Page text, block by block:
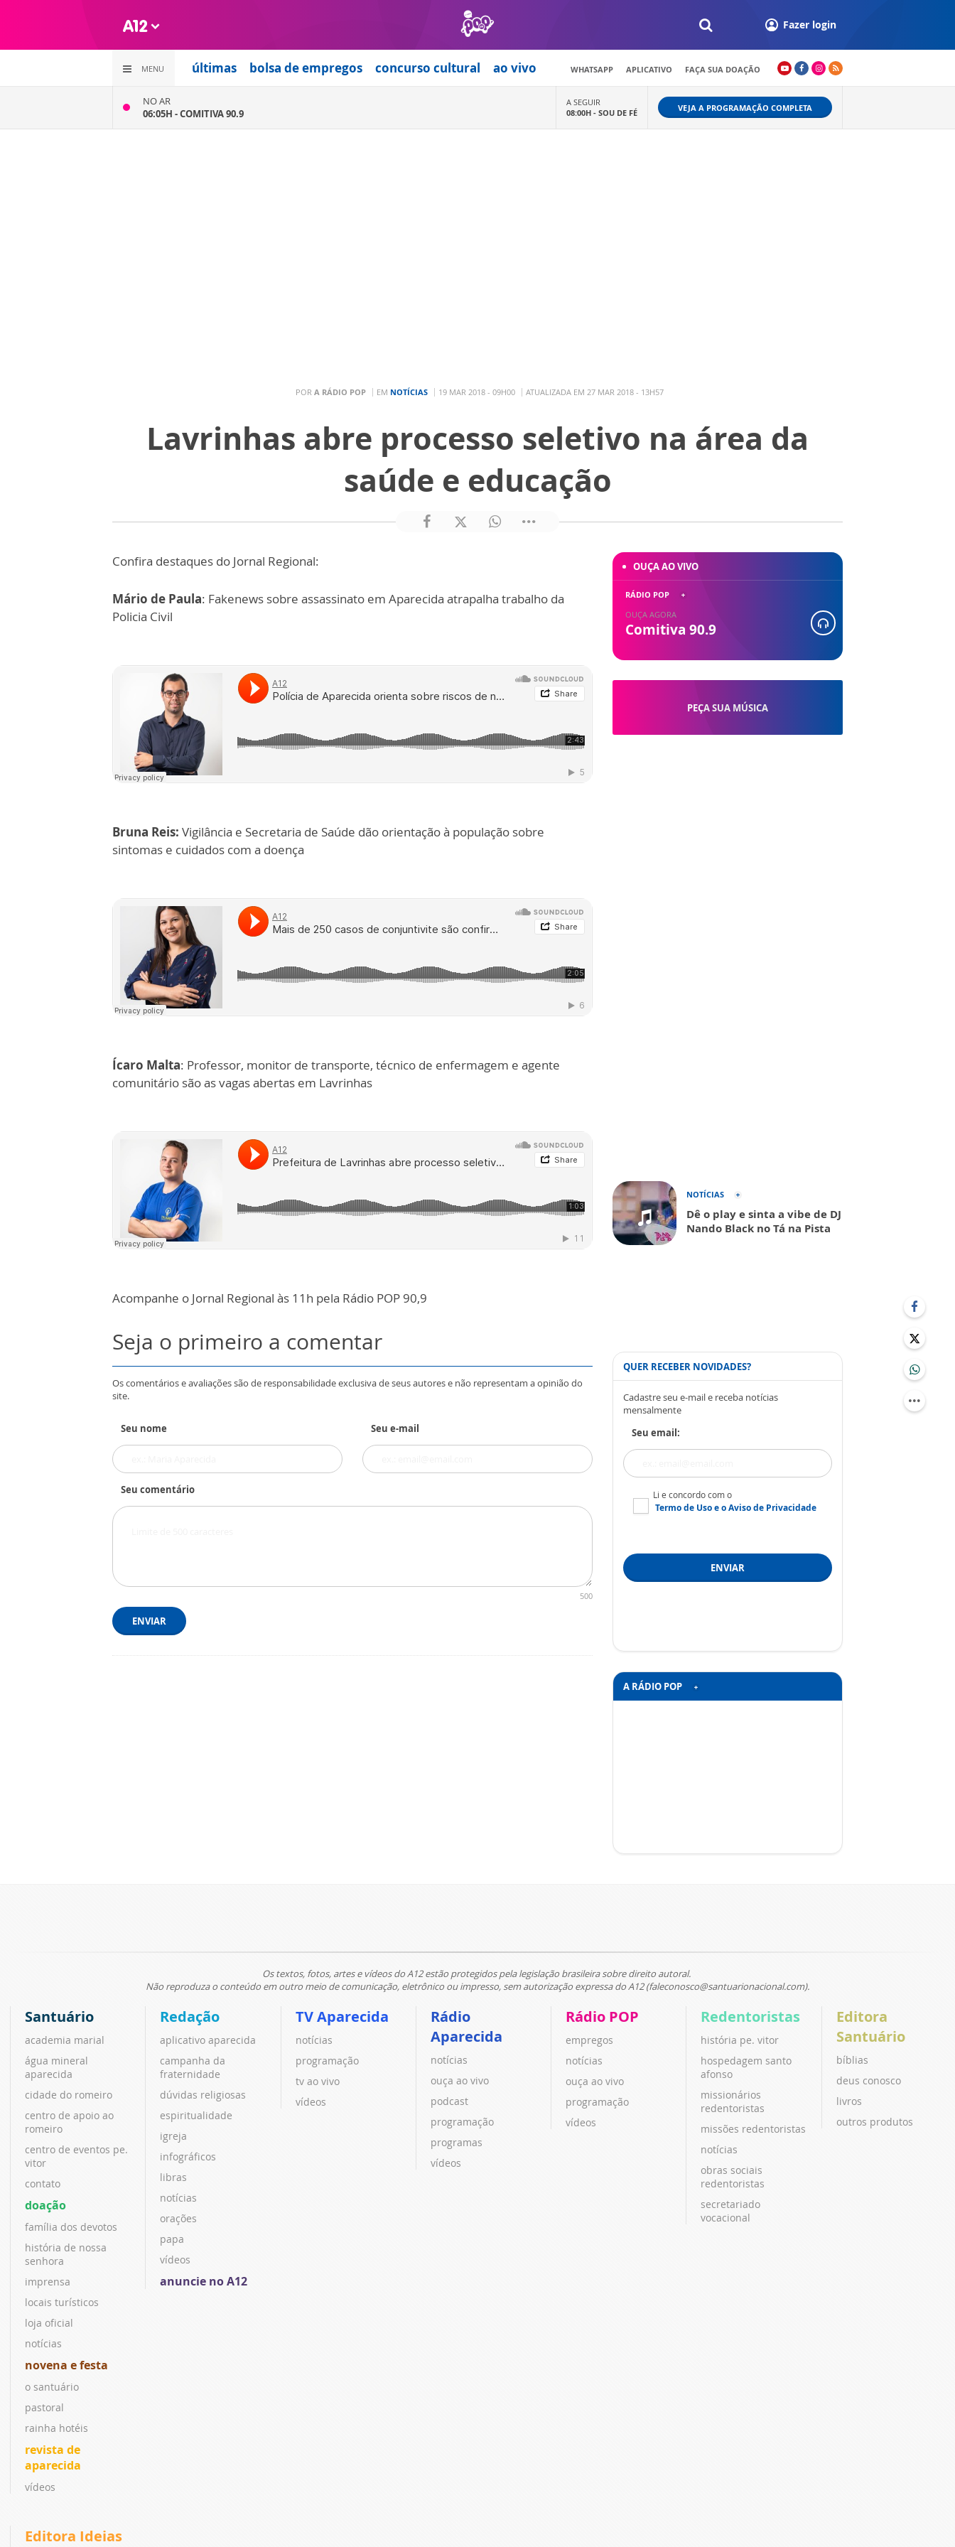
Fazer login
MENU últimas bolsa de empregos concurso cultural ao vivo WHATSAPP APLICATIVO FAÇA SUA DOAÇÃO
NO AR
06:05H -COMITIVA 90.9
A SEGUIR
08:00H - SOU DE FÉ VEJA A PROGRAMAÇÃO COMPLETA
POR A RÁDIO POP EM NOTÍCIAS 19 MAR 2018 - 09H00 ATUALIZADA EM 27 MAR 2018 - 13H57
Lavrinhas abre processo seletivo na área da
saúde e educação
Confira destaques do Jornal Regional:
Mário de Paula: Fakenews sobre assassinato em Aparecida atrapalha trabalho da
Policia Civil
Bruna Reis: Vigilância e Secretaria de Saúde dão orientação à população sobre
sintomas e cuidados com a doença
Ícaro Malta: Professor, monitor de transporte, técnico de enfermagem e agente
comunitário são as vagas abertas em Lavrinhas
Acompanhe o Jornal Regional às 11h pela Rádio POP 90,9
Seja o primeiro a comentar
Os comentários e avaliações são de responsabilidade exclusiva de seus autores e não representam a opinião do
site.
Seu nome Seu e-mail
Seu comentário
500
ENVIAR
PEÇA SUA MÚSICA
OUÇA AO VIVO
RÁDIO POP
OUÇA AGORA
Comitiva 90.9
NOTÍCIAS
Dê o play e sinta a vibe de DJ
Nando Black no Tá na Pista
QUER RECEBER NOVIDADES?
Cadastre seu e-mail e receba notícias
mensalmente
Seu email:
Li e concordo com o
Termo de Usoe oAviso de Privacidade
ENVIAR
A RÁDIO POP
Os textos, fotos, artes e vídeos do A12 estão protegidos pela legislação brasileira sobre direito autoral.
Não reproduza o conteúdo em outro meio de comunicação, eletrônico ou impresso, sem autorização expressa do A12 (faleconosco@santuarionacional.com).
Santuário
academia marial
água mineral
aparecida
cidade do romeiro
centro de apoio ao
romeiro
centro de eventos pe.
vitor
contato
doação
família dos devotos
história de nossa
senhora
imprensa
locais turísticos
loja oficial
notícias
novena e festa
o santuário
pastoral
rainha hotéis
revista de
aparecida
vídeos
Redação
aplicativo aparecida
campanha da
fraternidade
dúvidas religiosas
espiritualidade
igreja
infográficos
libras
notícias
orações
papa
vídeos
anuncie no A12
TV Aparecida
notícias
programação
tv ao vivo
vídeos
Rádio
Aparecida
notícias
ouça ao vivo
podcast
programação
programas
vídeos
Rádio POP
empregos
notícias
ouça ao vivo
programação
vídeos
Redentoristas
história pe. vitor
hospedagem santo
afonso
missionários
redentoristas
missões redentoristas
notícias
obras sociais
redentoristas
secretariado
vocacional
Editora
Santuário
bíblias
deus conosco
livros
outros produtos
Editora Ideias